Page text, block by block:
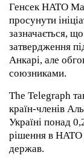
Генсек НАТО
просунути
зазначається,
затвердження
Анкарі, але
союзниками.
The Telegraph
країн-членів
Україні понад
рішення в НАТО
держав.